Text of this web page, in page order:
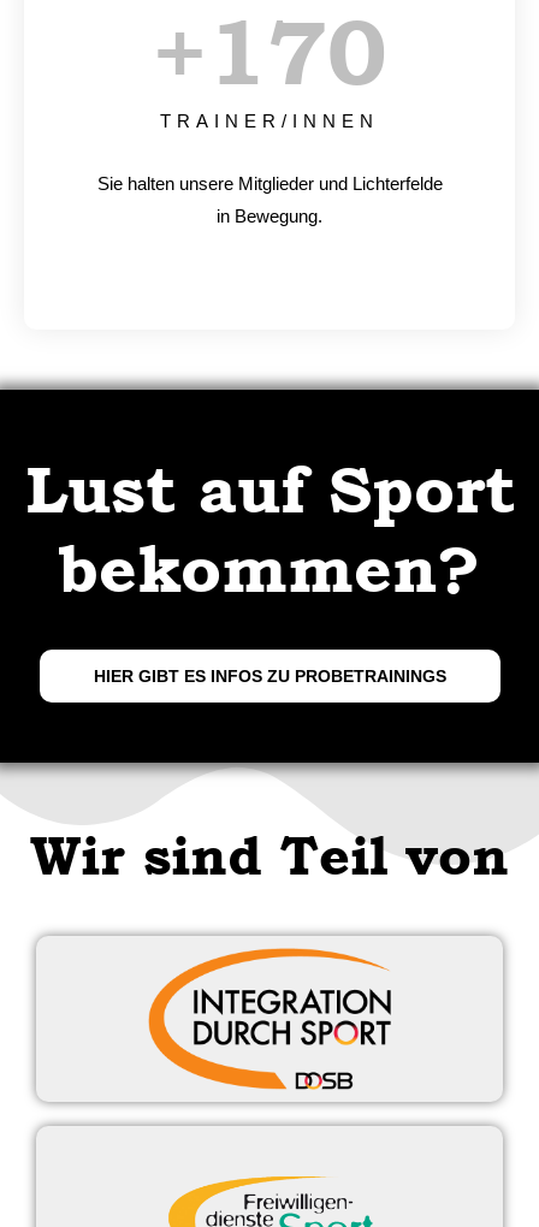
TRAINER/INNEN
+170
Sie halten unsere Mitglieder und Lichterfelde
in Bewegung.
Lust auf Sport
bekommen?
HIER GIBT ES INFOS ZU PROBETRAININGS
Wir sind Teil von